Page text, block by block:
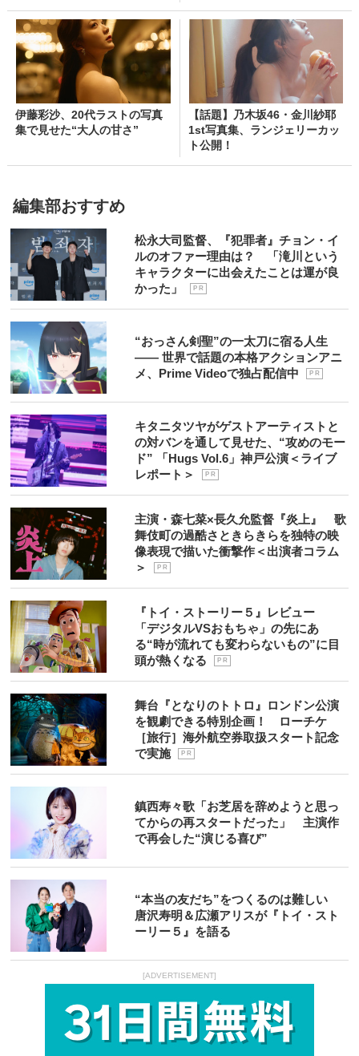
伊藤彩沙、20代ラストの写真
集で見せた“大人の甘さ”
【話題】乃木坂46・金川紗耶
1st写真集、ランジェリーカッ
ト公開！
編集部おすすめ
松永大司監督、『犯罪者』チョン・イ
ルのオファー理由は？ 「滝川という
キャラクターに出会えたことは運が良
かった」
P R
“おっさん剣聖”の一太刀に宿る人生
―― 世界で話題の本格アクションアニ
メ、Prime Videoで独占配信中
P R
キタニタツヤがゲストアーティストと
の対バンを通して見せた、“攻めのモー
ド” 「Hugs Vol.6」神戸公演＜ライブ
レポート＞
P R
主演・森七菜×長久允監督『炎上』 歌
舞伎町の過酷さときらきらを独特の映
像表現で描いた衝撃作＜出演者コラム
＞
P R
『トイ・ストーリー５』レビュー
「デジタルVSおもちゃ」の先にあ
る“時が流れても変わらないもの”に目
頭が熱くなる
P R
舞台『となりのトトロ』ロンドン公演
を観劇できる特別企画！ ローチケ
［旅行］海外航空券取扱スタート記念
で実施
P R
鎮西寿々歌「お芝居を辞めようと思っ
てからの再スタートだった」 主演作
で再会した“演じる喜び”
“本当の友だち”をつくるのは難しい
唐沢寿明＆広瀬アリスが『トイ・スト
ーリー５』を語る
[ADVERTISEMENT]